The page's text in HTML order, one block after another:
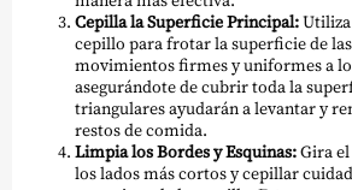
Cepilla la Superficie Principal:
cepillo para frotar la superficie de
movimientos firmes y uniformes a
asegurándote de cubrir toda la
triangulares ayudarán a levantar y
restos de comida.
Limpia los Bordes y Esquinas:Gira
los lados más cortos y cepillar